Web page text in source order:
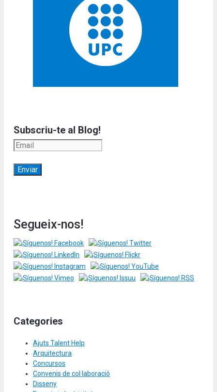
Subscriu-te al Blog!
Segueix-nos!
Categories
Ajuts Talent Help
Arquitectura
Concursos
Convenis de col·laboració
Disseny